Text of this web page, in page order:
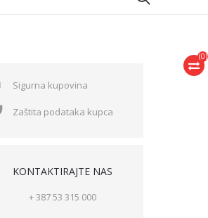
(0)
Sigurna kupovina
Zaštita podataka kupca
KONTAKTIRAJTE NAS
+ 387 53 315 000